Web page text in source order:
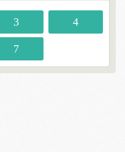
3 4
7